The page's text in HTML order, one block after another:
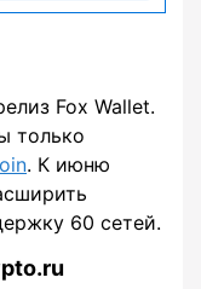
Fox Wallet.
только
. К июню
60 сетей.